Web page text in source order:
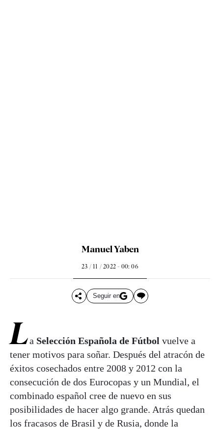
Manuel Yaben
23 / 11 / 2022 - 00: 06
Seguir en
La Selección Española de Fútbol vuelve a
tener motivos para soñar. Después del atracón de
éxitos cosechados entre 2008 y 2012 con la
consecución de dos Eurocopas y un Mundial, el
combinado español cree de nuevo en sus
posibilidades de hacer algo grande. Atrás quedan
los fracasos de Brasil y de Rusia, donde la